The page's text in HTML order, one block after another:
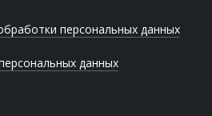
персональных данных
данных